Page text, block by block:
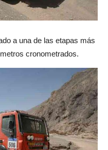
a una de las etapas más
cronometrados.